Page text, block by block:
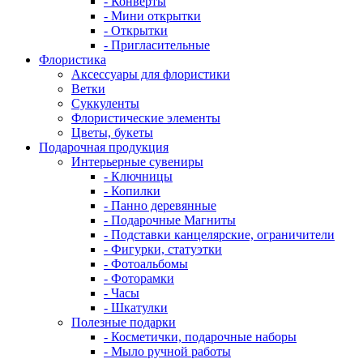
- Мини открытки
- Открытки
- Пригласительные
Флористика
Аксессуары для флористики
Ветки
Суккуленты
Флористические элементы
Цветы, букеты
Подарочная продукция
Интерьерные сувениры
- Ключницы
- Копилки
- Панно деревянные
- Подарочные Магниты
- Подставки канцелярские, ограничители
- Фигурки, статуэтки
- Фотоальбомы
- Фоторамки
- Часы
- Шкатулки
Полезные подарки
- Косметички, подарочные наборы
- Мыло ручной работы